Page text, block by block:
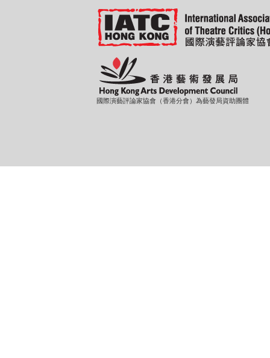
國際演藝評論家協會（香港分會）為藝發局資助團體